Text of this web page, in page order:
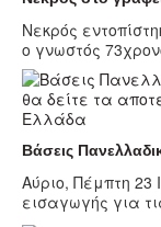
Νεκρός
ο γνωστός
Ελλάδα
Βάσεις
Αύριο, Πέμπτη 23
εισαγωγής για